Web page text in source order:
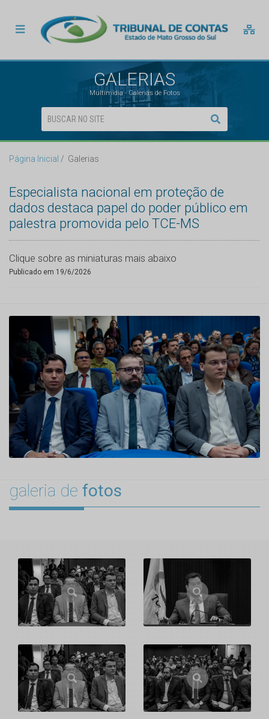
GALERIAS
Multimídia - Galerias de Fotos
Página Inicial Galerias
Especialista nacional em proteção de
dados destaca papel do poder público em
palestra promovida pelo TCE-MS
Clique sobre as miniaturas mais abaixo
Publicado em 19/6/2026
galeria de fotos